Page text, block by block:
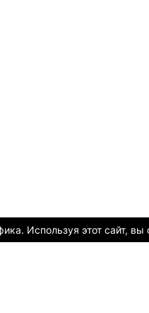
Используя этот сайт, вы